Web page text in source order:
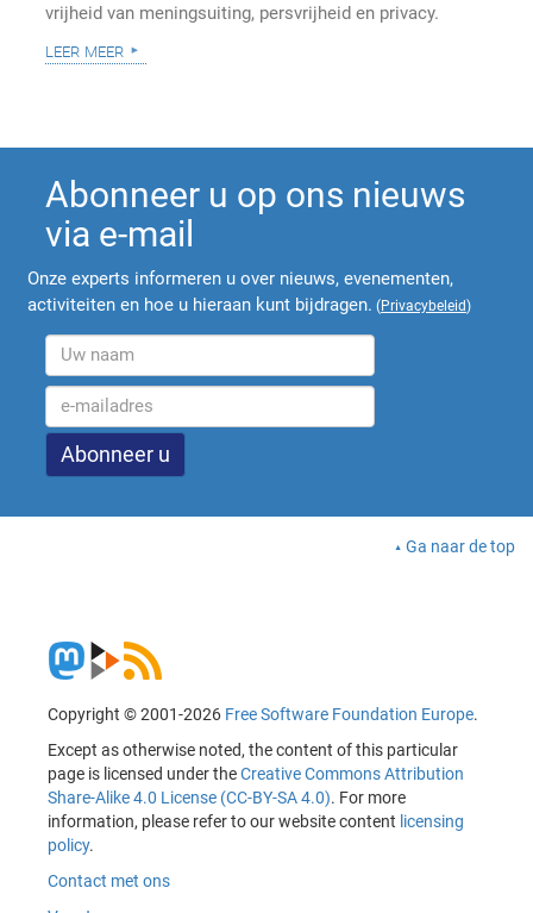
vrijheid van meningsuiting, persvrijheid en privacy.
leer meer
Abonneer u op ons nieuws
via e-mail
Onze experts informeren u over nieuws, evenementen,
activiteiten en hoe u hieraan kunt bijdragen. (Privacybeleid)
Ga naar de top
Copyright © 2001-2026 Free Software Foundation Europe.
Except as otherwise noted, the content of this particular
page is licensed under theCreative Commons Attribution
Share-Alike 4.0 License (CC-BY-SA 4.0). For more
information, please refer to our website content licensing
policy.
Contact met ons